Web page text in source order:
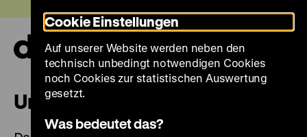
zum
Seiteninhalt
springen
Unsere Sammlung
Cookie Einstellungen
Auf unserer Website werden neben den
technisch unbedingt notwendigen Cookies
noch Cookies zur statistischen Auswertung
gesetzt.
Was bedeutet das?